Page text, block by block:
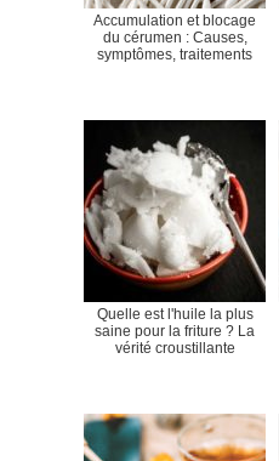
Accumulation et blocage
du cérumen : Causes,
symptômes, traitements
Quelle est l'huile la plus
saine pour la friture ? La
vérité croustillante